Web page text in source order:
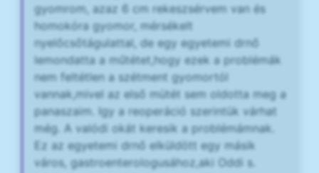
gyomrom, azaz 6 cm rekeszsérvem van és
homokóra gyomor, mérsékelt
nyelőcsőtágulattal, de egy egyetemi drnő
lemondatta a műtétet,hogy ezek a problémák
nem feltétlen a szétment gyomortól
vannak,mivel az első mütét sem oldotta meg a
panaszaim. Igy a reoperáció szerintük várhat
még. A valódi okát keresik a problémámnak.
Ez az egyetemi drnő elküldött egy másik
város, gastroenterologusához,aki Oddi s.